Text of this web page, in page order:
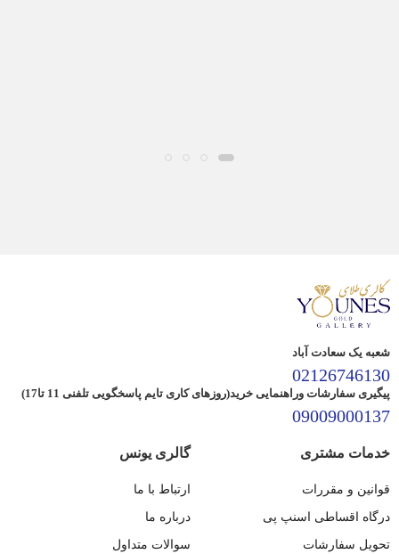
شعبه یک سعادت آباد
02126746130
پیگیری سفارشات وراهنمایی خرید(روزهای کاری تایم پاسخگویی تلفنی 11 تا17)
09009000137
خدمات مشتری
قوانین و مقررات
درگاه اقساطی اسنپ پی
تحویل سفارشات
گالری یونس
ارتباط با ما
درباره ما
سوالات متداول